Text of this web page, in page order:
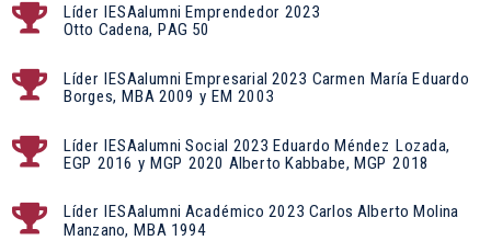
 Líder IESAalumni Emprendedor 2023
Otto Cadena, PAG 50

Líder IESAalumni Empresarial 2023 Carmen María Eduardo
Borges, MBA 2009 y EM 2003

Líder IESAalumni Social 2023 Eduardo Méndez Lozada,
EGP 2016 y MGP 2020 Alberto Kabbabe, MGP 2018
 Líder IESAalumni Académico 2023 Carlos Alberto Molina
Manzano, MBA 1994